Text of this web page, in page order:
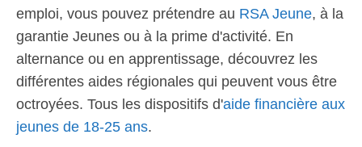
emploi, vous pouvez prétendre au RSA Jeune, à la
garantie Jeunes ou à la prime d'activité. En
alternance ou en apprentissage, découvrez les
différentes aides régionales qui peuvent vous être
octroyées. Tous les dispositifs d'aide financière aux
jeunes de 18-25 ans.